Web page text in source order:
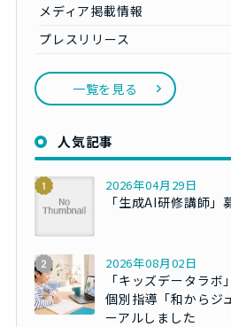
メディア掲載情報
プレスリリース
一覧を見る
人気記事
2026年04月29日
「生成AI研修講師
2026年08月02日
「キッズデータラ
個別指導「和からジ
ーアルしました